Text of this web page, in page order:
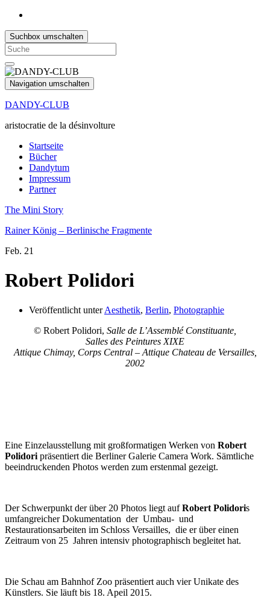
Suchbox umschalten
Search
for:
Navigation umschalten
DANDY-CLUB
aristocratie de la désinvolture
Startseite
Bücher
Dandytum
Impressum
Partner
The Mini Story
Rainer König – Berlinische Fragmente
Feb. 21
Robert Polidori
Veröffentlicht unterAesthetik, Berlin, Photographie
© Robert Polidori, Salle de L’Assemblé Constituante,
Salles des Peintures XIXE
Attique Chimay, Corps Central – Attique Chateau de Versailles,
2002
Eine Einzelausstellung mit großformatigen Werken von Robert
Polidori präsentiert die Berliner Galerie Camera Work. Sämtliche
beeindruckenden Photos werden zum erstenmal gezeigt.
Der Schwerpunkt der über 20 Photos liegt aufRobert Polidoris
umfangreicher Dokumentation der Umbau- und
Restaurationsarbeiten im Schloss Versailles, die er über einen
Zeitraum von 25 Jahren intensiv photographisch begleitet hat.
Die Schau am Bahnhof Zoo präsentiert auch vier Unikate des
Künstlers. Sie läuft bis 18. Apeil 2015.